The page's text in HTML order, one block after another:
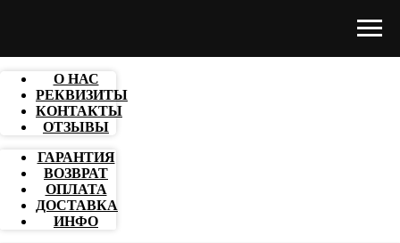
О НАС
РЕКВИЗИТЫ
КОНТАКТЫ
ОТЗЫВЫ
ГАРАНТИЯ
ВОЗВРАТ
ОПЛАТА
ДОСТАВКА
ИНФО